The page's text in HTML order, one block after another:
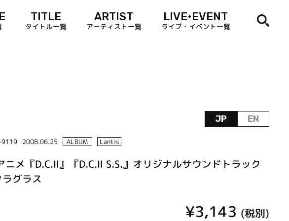
TITLE
タイトル一覧
ARTIST
アーティスト一覧
LIVE•EVENT
ライブ・イベント一覧
JP EN
9119 2008.06.25 ALBUM Lantis
ニメ『D.C.Ⅱ』『D.C.Ⅱ S.S.』オリジナルサウンドトラック
グラス
¥3,143 (税別)